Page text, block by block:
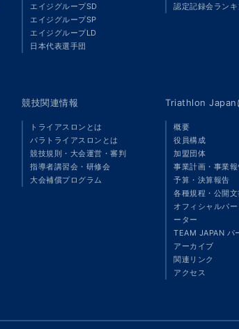
エイジグループSD
エイジグループSP
エイジグループLD
日本代表選手団
認定記録会ラン
競技関連情報
トライアスロンとは
パラトライアスロンとは
競技規則・大会運営・審判
指導者講習会・研修会
大会補償プログラム
Triathlon Japan
概要
役員構成
加盟団体
事業計画・事業
予算・決算報告
各種規程・公開
オフィシャルパ
ーター
TEAM JAPAN パ
アーカイブ
関連リンク
アクセス